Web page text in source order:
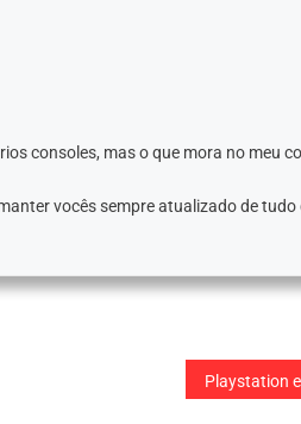
consoles, mas o que mora no meu
vocês sempre atualizado de